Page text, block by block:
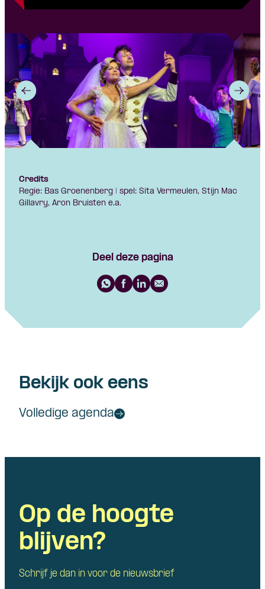
Credits
Regie: Bas Groenenberg | spel: Sita Vermeulen, Stijn Mac
Gillavry, Aron Bruisten e.a.
Deel deze pagina
Bekijk ook eens
Volledige agenda
Op de hoogte
blijven?
Schrijf je dan in voor de nieuwsbrief